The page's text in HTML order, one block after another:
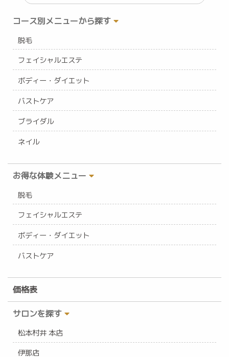
コース別メニューから探す
脱毛
フェイシャルエステ
ボディー・ダイエット
バストケア
ブライダル
ネイル
お得な体験メニュー
脱毛
フェイシャルエステ
ボディー・ダイエット
バストケア
価格表
サロンを探す
松本村井 本店
伊那店